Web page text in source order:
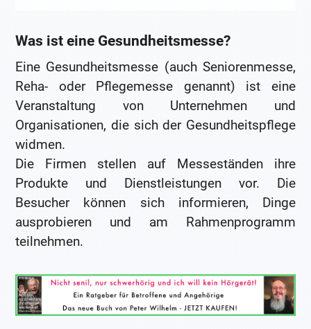
Was ist eine Gesundheitsmesse?
Eine Gesundheitsmesse (auch Seniorenmesse,
Reha- oder Pflegemesse genannt) ist eine
Veranstaltung von Unternehmen und
Organisationen, die sich der Gesundheitspflege
widmen.
Die Firmen stellen auf Messeständen ihre
Produkte und Dienstleistungen vor. Die
Besucher können sich informieren, Dinge
ausprobieren und am Rahmenprogramm
teilnehmen.